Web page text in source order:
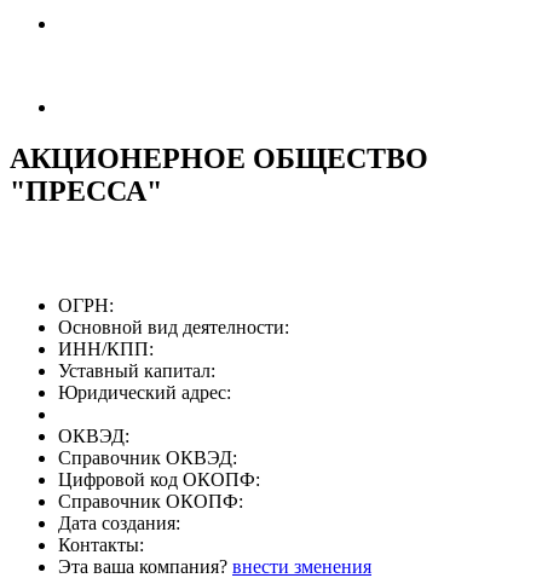
АКЦИОНЕРНОЕ ОБЩЕСТВО
"ПРЕССА"
ОГРН:
Основной вид деятелности:
ИНН/КПП:
Уставный капитал:
Юридический адрес:
ОКВЭД:
Справочник ОКВЭД:
Цифровой код ОКОПФ:
Справочник ОКОПФ:
Дата создания:
Контакты:
Эта ваша компания? внести зменения